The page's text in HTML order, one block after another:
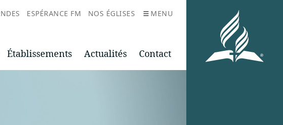
ESPÉRANCE FM NOS ÉGLISES MENU
Établissements Actualités Contact